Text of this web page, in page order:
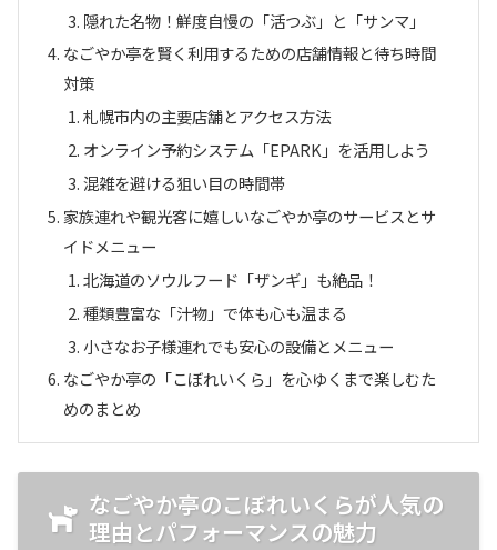
隠れた名物！鮮度自慢の「活つぶ」と「サンマ」
なごやか亭を賢く利用するための店舗情報と待ち時間
対策
札幌市内の主要店舗とアクセス方法
オンライン予約システム「EPARK」を活用しよう
混雑を避ける狙い目の時間帯
家族連れや観光客に嬉しいなごやか亭のサービスとサ
イドメニュー
北海道のソウルフード「ザンギ」も絶品！
種類豊富な「汁物」で体も心も温まる
小さなお子様連れでも安心の設備とメニュー
なごやか亭の「こぼれいくら」を心ゆくまで楽しむた
めのまとめ
なごやか亭のこぼれいくらが人気の
理由とパフォーマンスの魅力